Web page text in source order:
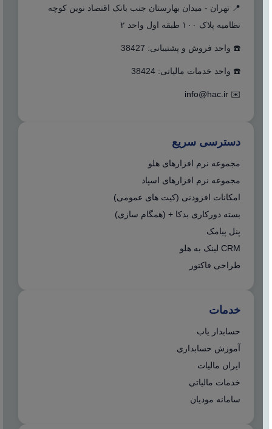
📍 تهران - میدان بهارستان جنب بانک اقتصاد نوین کوچه
نظامیه پلاک ۱۰۰ طبقه اول واحد ۲
☎️ واحد فروش و پشتیبانی: 38427
☎️ واحد خدمات مالیاتی: 38424
✉️
info@hac.ir
دسترسی سریع
مجموعه نرم افزارهای هلو
مجموعه نرم افزارهای اسپاد
امکانات افزودنی (کیت های عمومی)
بسته دورکاری بدکا + (همگام سازی)
پنل پیامک
CRM لینک به هلو
طراحی فاکتور
خدمات
حسابدار یاب
آموزش حسابداری
ایران مالیات
خدمات مالیاتی
سامانه مودیان